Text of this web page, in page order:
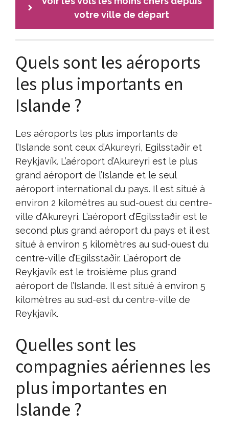
votre ville de départ
Quels sont les aéroports
les plus importants en
Islande ?
Les aéroports les plus importants de
l’Islande sont ceux d’Akureyri, Egilsstaðir et
Reykjavík. L’aéroport d’Akureyri est le plus
grand aéroport de l’Islande et le seul
aéroport international du pays. Il est situé à
environ 2 kilomètres au sud-ouest du centre-
ville d’Akureyri. L’aéroport d’Egilsstaðir est le
second plus grand aéroport du pays et il est
situé à environ 5 kilomètres au sud-ouest du
centre-ville d’Egilsstaðir. L’aéroport de
Reykjavík est le troisième plus grand
aéroport de l’Islande. Il est situé à environ 5
kilomètres au sud-est du centre-ville de
Reykjavík.
Quelles sont les
compagnies aériennes les
plus importantes en
Islande ?